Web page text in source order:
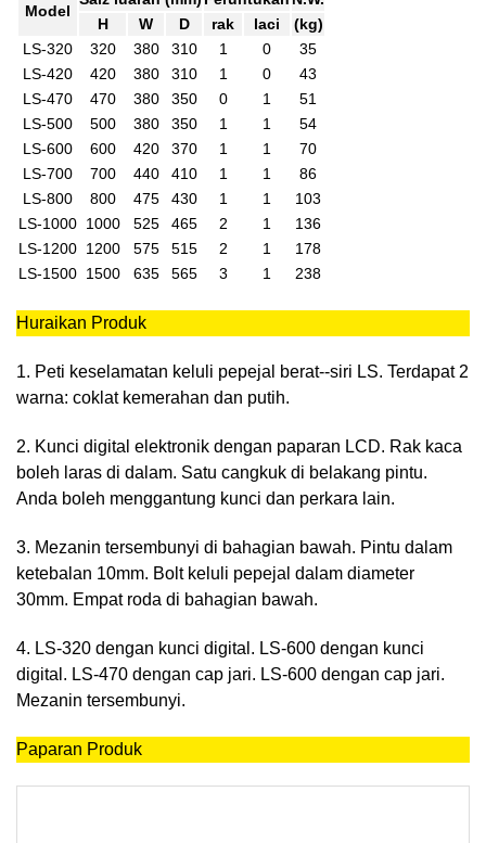
Model
H
W D rak laci
(kg)
LS-320
320 380 310 1 0
35
LS-420
420 380 310 1 0
43
LS-470
470 380 350 0 1
51
LS-500
500 380 350 1 1
54
LS-600
600 420 370 1 1
70
LS-700
700 440 410 1 1
86
LS-800
800 475 430 1 1
103
LS-1000 1000 525 465 2 1
136
LS-1200 1200 575 515 2 1
178
LS-1500 1500 635 565 3 1 238
Huraikan Produk
1. Peti keselamatan keluli pepejal berat--siri LS. Terdapat 2
warna: coklat kemerahan dan putih.
2. Kunci digital elektronik dengan paparan LCD. Rak kaca
boleh laras di dalam. Satu cangkuk di belakang pintu.
Anda boleh menggantung kunci dan perkara lain.
3. Mezanin tersembunyi di bahagian bawah. Pintu dalam
ketebalan 10mm. Bolt keluli pepejal dalam diameter
30mm. Empat roda di bahagian bawah.
4. LS-320 dengan kunci digital. LS-600 dengan kunci
digital. LS-470 dengan cap jari. LS-600 dengan cap jari.
Mezanin tersembunyi.
Paparan Produk